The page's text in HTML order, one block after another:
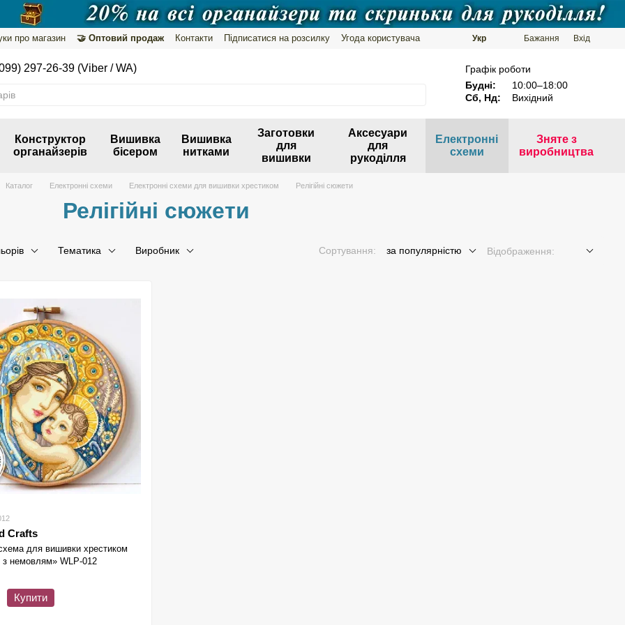
про магазин 🤝 Оптовий продаж Контакти Підписатися на розсилку Угода користувача Укр Бажання Вхід
297-26-39 (Viber / WA)
Графік роботи
Будні:
10:00–18:00
Сб, Нд:
Вихідний
Конструктор
органайзерів
Вишивка
бісером
Вишивка
нитками
Заготовки
для
вишивки
Аксесуари
для
рукоділля
Електронні
схеми
Зняте з
виробництва
Каталог Електронні схеми Електронні схеми для вишивки хрестиком Релігійні сюжети
Релігійні сюжети
Тематика Виробник Сортування: за популярністю Відображення:
Crafts
для вишивки хрестиком
з немовлям» WLP-012
Купити